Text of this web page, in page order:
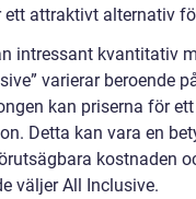
ett attraktivt alternativ
intressant kvantitativ
varierar beroende
kan priserna för
Detta kan vara en
kostnaden
väljer All Inclusive.